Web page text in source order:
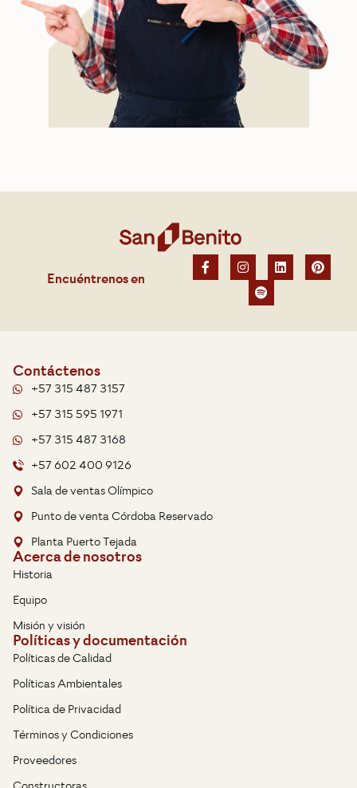
Encuéntrenos en
Contáctenos
+57 315 487 3157
+57 315 595 1971
+57 315 487 3168
+57 602 400 9126
Sala de ventas Olímpico
Punto de venta Córdoba Reservado
Planta Puerto Tejada
Acerca de nosotros
Historia
Equipo
Misión y visión
Políticas y documentación
Políticas de Calidad
Políticas Ambientales
Política de Privacidad
Términos y Condiciones
Proveedores